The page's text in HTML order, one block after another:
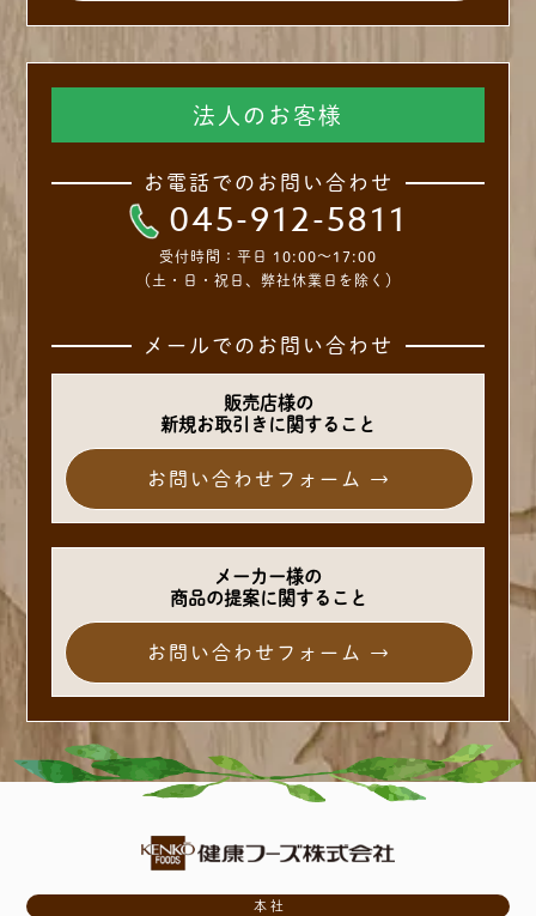
法人のお客様
お電話でのお問い合わせ
045-912-5811
受付時間： 平日 10:00～17:00
（土・日・祝日、弊社休業日を除く）
メールでのお問い合わせ
販売店様の
新規お取引きに関すること
お問い合わせフォーム →
メーカー様の
商品の提案に関すること
お問い合わせフォーム →
本社